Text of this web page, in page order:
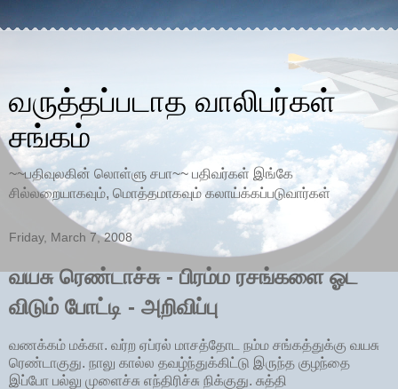
வருத்தப்படாத வாலிபர்கள்
சங்கம்
~~பதிவுலகின் லொள்ளு சபா~~ பதிவர்கள் இங்கே
சில்லறையாகவும், மொத்தமாகவும் கலாய்க்கப்படுவார்கள்
Friday, March 7, 2008
வயசு ரெண்டாச்சு - பிரம்ம ரசங்களை ஓட
விடும் போட்டி - அறிவிப்பு
வணக்கம் மக்கா. வர்ற ஏப்ரல் மாசத்தோட நம்ம சங்கத்துக்கு வயசு
ரெண்டாகுது. நாலு கால்ல தவழ்ந்துக்கிட்டு இருந்த குழந்தை
இப்போ பல்லு முளைச்சு எந்திரிச்சு நிக்குது. சுத்தி